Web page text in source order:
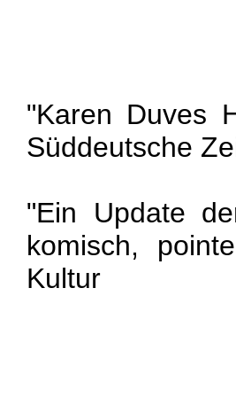
"Karen Duves
Süddeutsche
"Ein Update
komisch,
Kultur